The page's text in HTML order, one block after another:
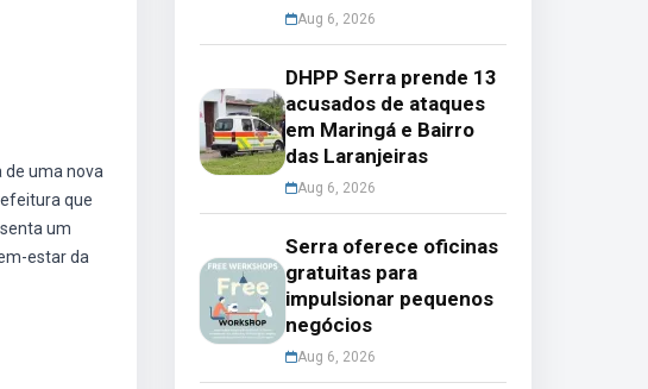
de uma nova
que
um
estar da
Aug 6, 2026
DHPP Serra prende 13
acusados de ataques
em Maringá e Bairro
das Laranjeiras
Aug 6, 2026
Serra oferece oficinas
gratuitas para
impulsionar pequenos
negócios
Aug 6, 2026